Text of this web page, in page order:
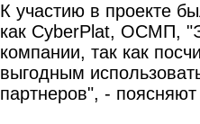
К участию в проекте
как CyberPlat, ОСМП,
компании, так как
выгодным
партнеров", -